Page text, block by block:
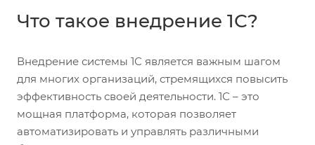
Что такое внедрение 1С?
Внедрение системы 1С является важным шагом
для многих организаций, стремящихся повысить
эффективность своей деятельности. 1С – это
мощная платформа, которая позволяет
автоматизировать и управлять различными